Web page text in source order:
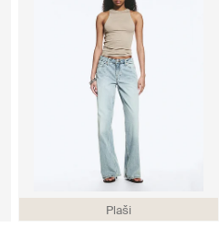
Plaši